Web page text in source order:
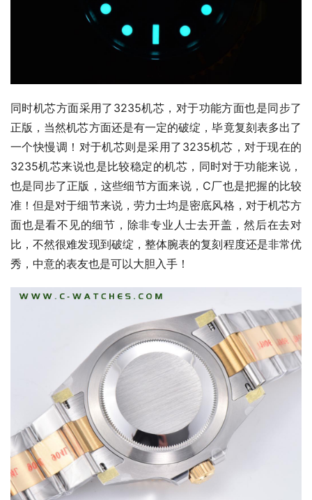
同时机芯方面采用了3235机芯，对于功能方面也是同步了
正版，当然机芯方面还是有一定的破绽，毕竟复刻表多出了
一个快慢调！对于机芯则是采用了3235机芯，对于现在的
3235机芯来说也是比较稳定的机芯，同时对于功能来说，
也是同步了正版，这些细节方面来说，C厂也是把握的比较
准！但是对于细节来说，劳力士均是密底风格，对于机芯方
面也是看不见的细节，除非专业人士去开盖，然后在去对
比，不然很难发现到破绽，整体腕表的复刻程度还是非常优
秀，中意的表友也是可以大胆入手！